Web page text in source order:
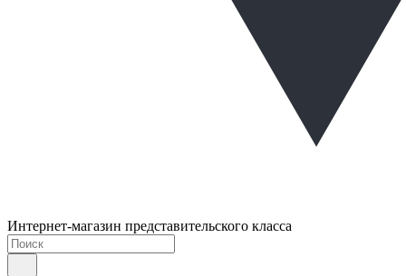
Интернет-магазин представительского класса